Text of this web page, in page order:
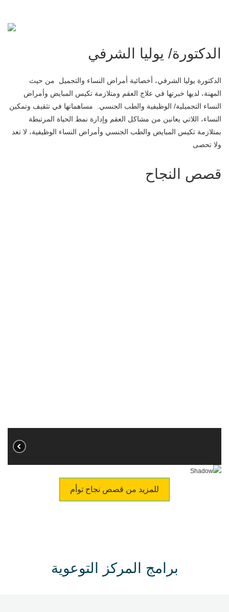
الدكتورة/ يوليا الشرفي
الدكتورة يوليا الشرفي، أخصائية أمراض النساء والتجميل من حيث
المهنة، لديها خبرتها في علاج العقم ومتلازمة تكيس المبايض وأمراض
النساء التجميلية/ الوظيفية والطب الجنسي. مساهماتها في تثقيف وتمكين
النساء، اللاتي يعانين من مشاكل العقم وإدارة نمط الحياة المرتبطة
بمتلازمة تكيس المبايض والطب الجنسي وأمراض النساء الوظيفية، لا تعد
ولا تحصى
قصص النجاح
للمزيد من قصص نجاح توأم
برامج المركز التوعوية